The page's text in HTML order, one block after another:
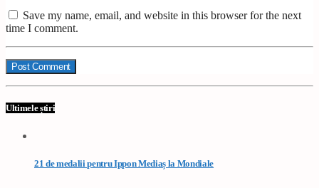
Save my name, email, and website in this browser for the next
time I comment.
Ultimele știri
21 de medalii pentru Ippon Mediaș la Mondiale